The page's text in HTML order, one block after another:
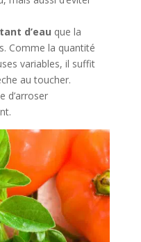
d’eau que la
Comme la quantité
variables, il suffit
au toucher.
d’arroser